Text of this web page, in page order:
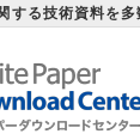
する技術資料を